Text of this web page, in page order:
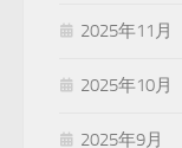
2025年11月
2025年10月
2025年9月